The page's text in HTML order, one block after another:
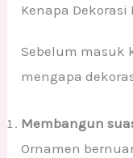
Kenapa
Sebelum masuk
mengapa
Membangun
Ornamen